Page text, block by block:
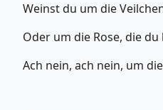
Weinst du um die
Oder um die Rose, die du
Ach nein, ach nein, um